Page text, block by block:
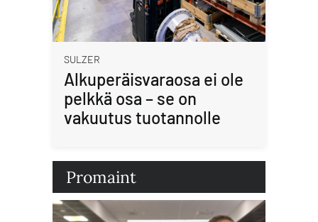
SULZER
Alkuperäisvaraosa ei ole
pelkkä osa – se on
vakuutus tuotannolle
Promaint